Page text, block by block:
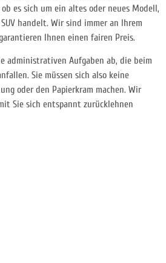
es sich um ein altes oder neues Modell,
handelt. Wir sind immer an Ihrem
Ihnen einen fairen Preis.
administrativen Aufgaben ab, die beim
Sie müssen sich also keine
oder den Papierkram machen. Wir
Sie sich entspannt zurücklehnen